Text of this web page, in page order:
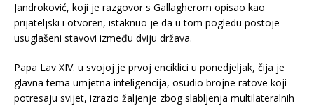
Jandroković, koji je razgovor s Gallagherom opisao kao
prijateljski i otvoren, istaknuo je da u tom pogledu postoje
usuglašeni stavovi između dviju država.
Papa Lav XIV. u svojoj je prvoj enciklici u ponedjeljak, čija je
glavna tema umjetna inteligencija, osudio brojne ratove koji
potresaju svijet, izrazio žaljenje zbog slabljenja multilateralnih